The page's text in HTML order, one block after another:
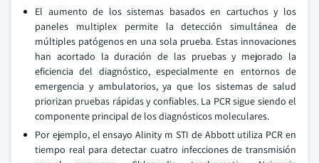
El aumento de los sistemas basados en cartuchos y los
paneles multiplex permite la detección simultánea de
múltiples patógenos en una sola prueba. Estas innovaciones
han acortado la duración de las pruebas y mejorado la
eficiencia del diagnóstico, especialmente en entornos de
emergencia y ambulatorios, ya que los sistemas de salud
priorizan pruebas rápidas y confiables. La PCR sigue siendo el
componente principal de los diagnósticos moleculares.
Por ejemplo, el ensayo Alinity m STI de Abbott utiliza PCR en
tiempo real para detectar cuatro infecciones de transmisión